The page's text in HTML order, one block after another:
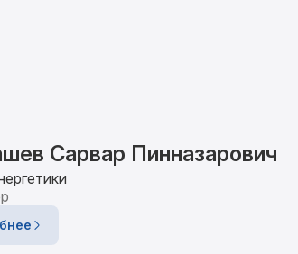
Сарвар Пинназарович